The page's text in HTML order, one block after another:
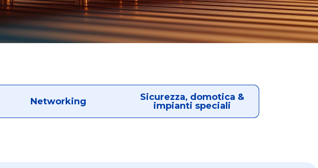
Networking
Sicurezza, domotica &
impianti speciali